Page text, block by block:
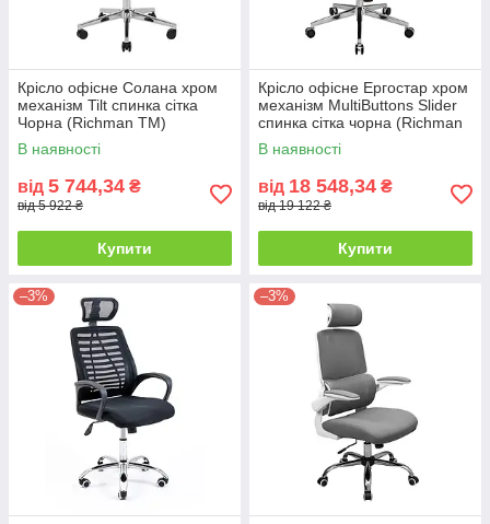
Крісло офісне Солана хром
механізм Tilt спинка сітка
Чорна (Richman ТМ)
В наявності
від 5 744,34 ₴
від 5 922 ₴
Купити
Крісло офісне Ергостар хром
механізм MultiButtons Slider
спинка сітка чорна (Richman
ТМ)
В наявності
від 18 548,34 ₴
від 19 122 ₴
Купити
–3% –3%